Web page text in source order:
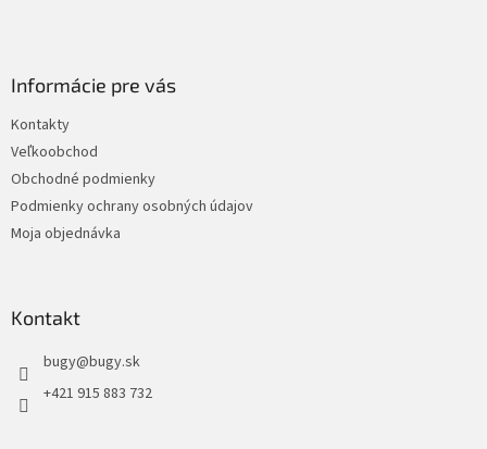
Informácie pre vás
Kontakty
Veľkoobchod
Obchodné podmienky
Podmienky ochrany osobných údajov
Moja objednávka
Kontakt
bugy@bugy.sk
+421 915 883 732